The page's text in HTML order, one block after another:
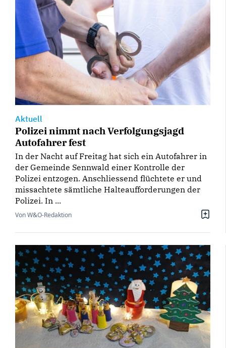
Aktuell
Polizei nimmt nach Verfolgungsjagd
Autofahrer fest
In der Nacht auf Freitag hat sich ein Autofahrer in
der Gemeinde Sennwald einer Kontrolle der
Polizei entzogen. Anschliessend flüchtete er und
missachtete sämtliche Halteaufforderungen der
Polizei. In ...
Von W&O-Redaktion